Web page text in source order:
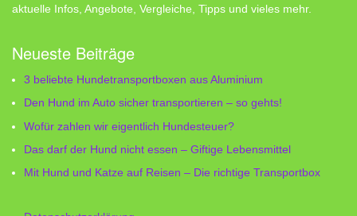
aktuelle Infos, Angebote, Vergleiche, Tipps und vieles mehr.
Neueste Beiträge
3 beliebte Hundetransportboxen aus Aluminium
Den Hund im Auto sicher transportieren – so gehts!
Wofür zahlen wir eigentlich Hundesteuer?
Das darf der Hund nicht essen – Giftige Lebensmittel
Mit Hund und Katze auf Reisen – Die richtige Transportbox